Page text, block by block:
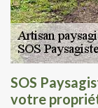
SOS
votre